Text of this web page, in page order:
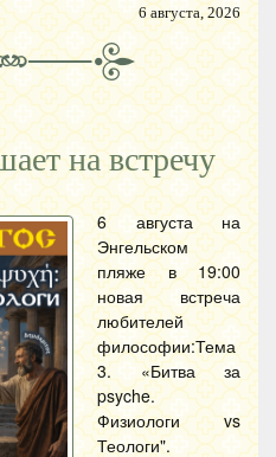
6 августа, 2026
на встречу
6 августа на
Энгельском
пляже в 19:00
новая встреча
любителей
философии:Тема
3. «Битва за
psyche.
Физиологи vs
Теологи".